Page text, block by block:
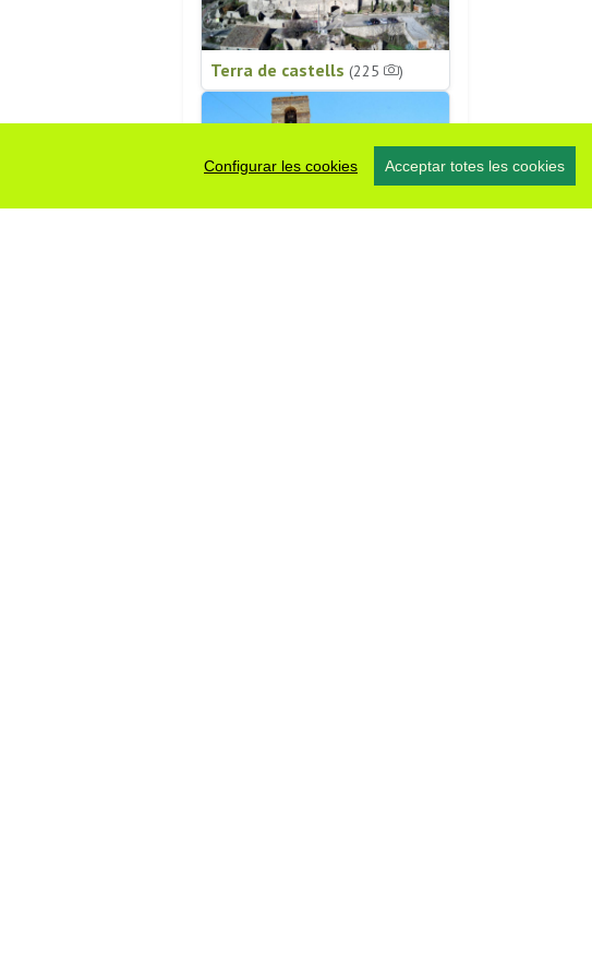
Configurar les cookies Acceptar totes les cookies
Terra de castells (225 )